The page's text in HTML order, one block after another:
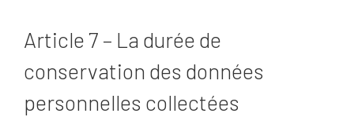
Article 7 – La durée de
conservation des données
personnelles collectées